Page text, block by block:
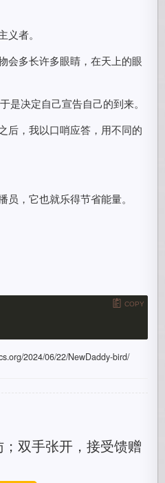
者。
会多长许多眼睛，在天上的眼
是决定自己宣告自己的到来。
后，我以口哨应答，用不同的
，它也就乐得节省能量。
COPY
2024/06/22/NewDaddy-bird/
双手张开，接受馈赠